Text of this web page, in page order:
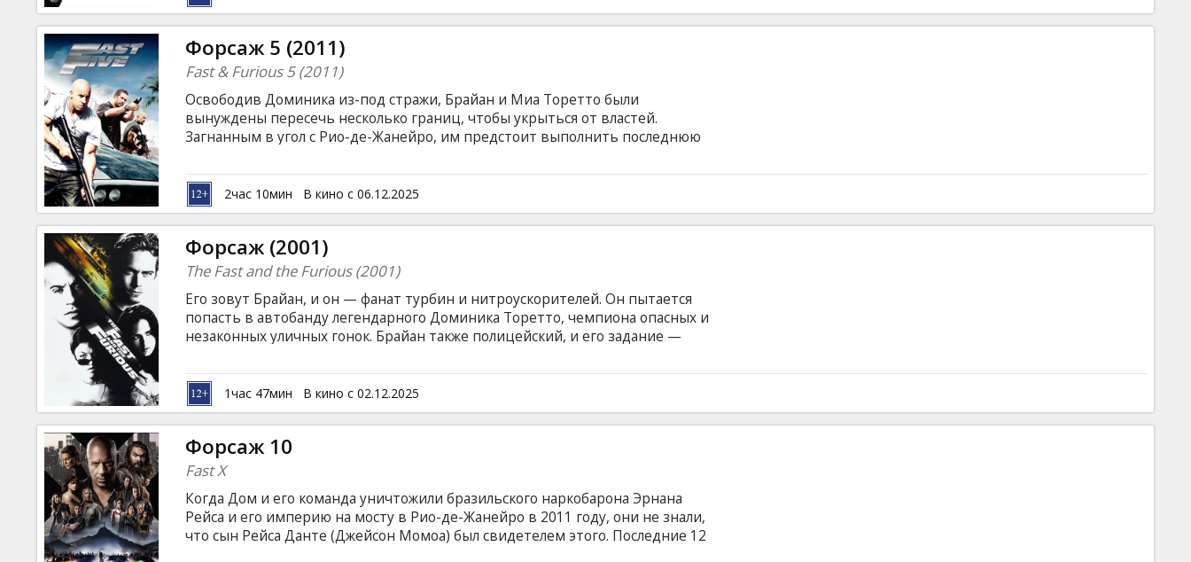
Клуб
субтитрами на латышском и русском языках.
Форсаж 5 (2011)
Fast & Furious 5 (2011)
Освободив Доминика из-под стражи, Брайан и Миа Торетто были
вынуждены пересечь несколько границ, чтобы укрыться от властей.
Загнанным в угол с Рио-де-Жанейро, им предстоит выполнить последнюю
гонщиков, они понимают, что противостоять им предстоит
коррумпированному дельцу, желающему их смерти. Но он не
единственный, кто идет по следу героев. Крутой федеральный агент Люк
Хоббс всегда выходит победителем — а в этот раз заданием его отряда
стала поимка Дома и Брайана.
2час 10мин В кино с 06.12.2025
Форсаж (2001)
The Fast and the Furious (2001)
Его зовут Брайан, и он — фанат турбин и нитроускорителей. Он пытается
попасть в автобанду легендарного Доминика Торетто, чемпиона опасных и
незаконных уличных гонок. Брайан также полицейский, и его задание —
грабежам грузовиков, совершаемым прямо на ходу.
1час 47мин В кино с 02.12.2025
Форсаж 10
Fast X
Когда Дом и его команда уничтожили бразильского наркобарона Эрнана
Рейса и его империю на мосту в Рио-де-Жанейро в 2011 году, они не знали,
что сын Рейса Данте (Джейсон Момоа) был свидетелем этого. Последние 12